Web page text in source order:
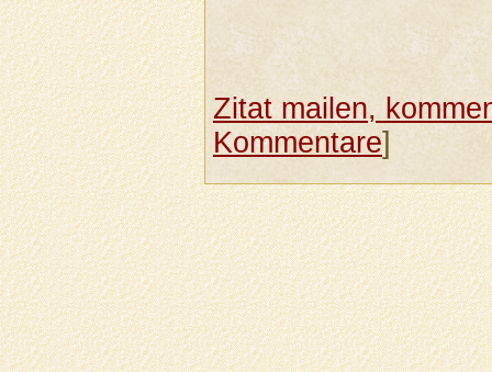
Zitat mailen,
Kommentare]